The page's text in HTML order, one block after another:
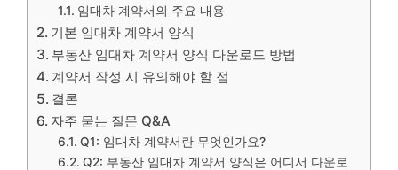
임대차 계약서의 주요 내용
기본 임대차 계약서 양식
부동산 임대차 계약서 양식 다운로드 방법
계약서 작성 시 유의해야 할 점
결론
자주 묻는 질문 Q&A
Q1: 임대차 계약서란 무엇인가요?
Q2: 부동산 임대차 계약서 양식은 어디서 다운로